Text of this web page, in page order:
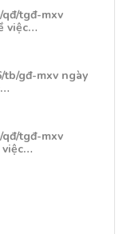
qđ/tgđ-mxv
việc…
tb/gđ-mxv ngày
qđ/tgđ-mxv
việc…